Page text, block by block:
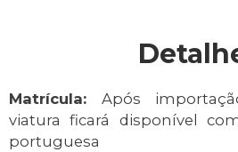
Matrícula: Após
viatura ficará disponível
portuguesa